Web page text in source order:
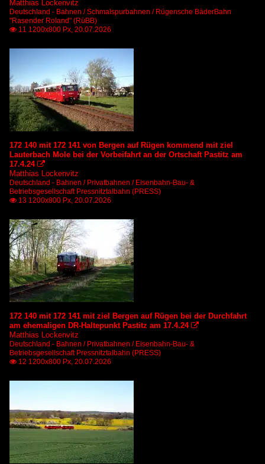
Matthias Lockenvitz
Deutschland - Bahnen / Schmalspurbahnen / Rügensche BäderBahn
"Rasender Roland" (RüBB)
 11 1200x800 Px, 20.07.2026
172 140 mit 172 141 von Bergen auf Rügen kommend mit ziel
Lauterbach Mole bei der Vorbeifahrt an der Ortschaft Pastitz am
17.4.24 
Matthias Lockenvitz
Deutschland - Bahnen / Privatbahnen / Eisenbahn-Bau- &
Betriebsgesellschaft Pressnitztalbahn (PRESS)
 13 1200x800 Px, 20.07.2026
172 140 mit 172 141 mit ziel Bergen auf Rügen bei der Durchfahrt
am ehemaligen DR-Haltepunkt Pastitz am 17.4.24 
Matthias Lockenvitz
Deutschland - Bahnen / Privatbahnen / Eisenbahn-Bau- &
Betriebsgesellschaft Pressnitztalbahn (PRESS)
 12 1200x800 Px, 20.07.2026